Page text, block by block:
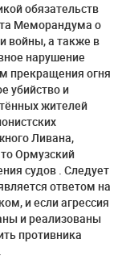
обязательств
Меморандума о
войны, а также в
нарушение
прекращения огня
убийство и
жителей
Ливана,
Ормузский
судов . Следует
ответом на
и если агрессия
и реализованы
противника